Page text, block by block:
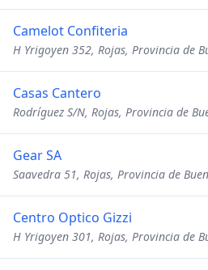
Camelot Confiteria
H Yrigoyen 352, Rojas, Provincia de
Casas Cantero
Rodríguez S/N, Rojas, Provincia de
Gear SA
Saavedra 51, Rojas, Provincia de
Centro Optico Gizzi
H Yrigoyen 301, Rojas, Provincia de